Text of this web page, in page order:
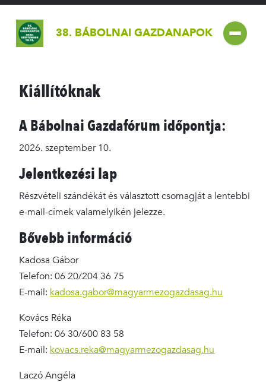
38. BÁBOLNAI GAZDANAPOK
Kiállítóknak
A Bábolnai Gazdafórum időpontja:
2026. szeptember 10.
Jelentkezési lap
Részvételi szándékát és választott csomagját a lentebbi
e-mail-címek valamelyikén jelezze.
Bővebb információ
Kadosa Gábor
Telefon: 06 20/204 36 75
E-mail: kadosa.gabor@magyarmezogazdasag.hu
Kovács Réka
Telefon: 06 30/600 83 58
E-mail: kovacs.reka@magyarmezogazdasag.hu
Laczó Angéla